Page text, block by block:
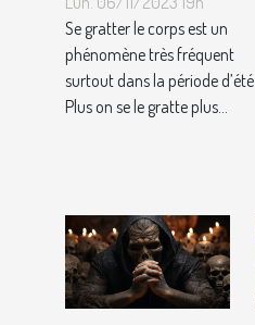
Se gratter le corps est un
phénomène très fréquent
surtout dans la période d’été.
Plus on se le gratte plus...